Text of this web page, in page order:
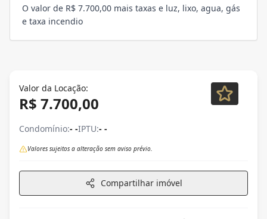
O valor de R$ 7.700,00 mais taxas e luz, lixo, agua, gás
e taxa incendio
Valor da Locação:
R$ 7.700,00
Condomínio:- -IPTU:- -
Valores sujeitos a alteração sem aviso prévio.
Compartilhar imóvel